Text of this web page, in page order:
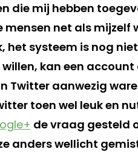
die mij hebben
mensen net als mijzelf
het systeem is nog
kan een
Twitter aanwezig
toen wel leuk en
de vraag gesteld
anders wellicht